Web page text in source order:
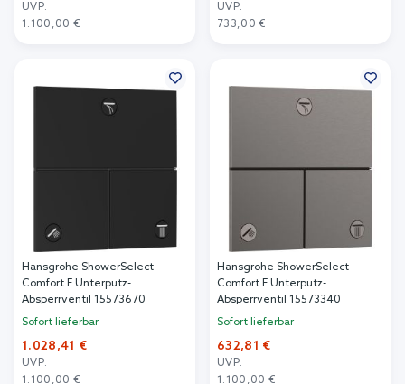
UVP:
1.100,00 €
UVP:
733,00 €
Hansgrohe ShowerSelect
Comfort E Unterputz-
Absperrventil 15573670
Sofort lieferbar
1.028,41 €
UVP:
1.100,00 €
Hansgrohe ShowerSelect
Comfort E Unterputz-
Absperrventil 15573340
Sofort lieferbar
632,81 €
UVP:
1.100,00 €